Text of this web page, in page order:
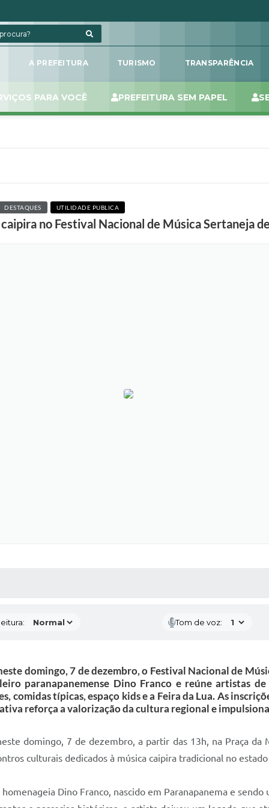
A PREFEITURA TURISMO TRANSPARÊNCIA
PARA VOCÊ PREFEITURA SEM PAPEL
DESTAQUES UTILIDADE PUBLICA
no Festival Nacional de Música Sertaneja
Tom de voz:
domingo, 7 de dezembro, o Festival Nacional de
paranapanemense Dino Franco e reúne artistas
comidas típicas, espaço kids e a Feira da Lua. As
reforça a valorização da cultura regional e
domingo, 7 de dezembro, a partir das 13h, na Praça
culturais dedicados à música caipira tradicional no
Dino Franco, nascido em Paranapanema e